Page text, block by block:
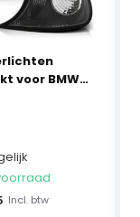
voor BMW
Incl. btw